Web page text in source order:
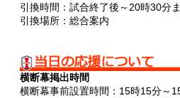
引換時間：試合終了後～20時30分ま
引換場所：総合案内
横断幕掲出時間
横断幕事前設置時間：15時15分～